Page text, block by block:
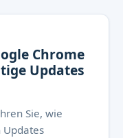
Chrome
Updates
Sie, wie
Updates